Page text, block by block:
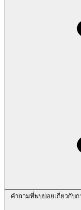
คำถามที่พบบ่อยเกี่ยวกับ